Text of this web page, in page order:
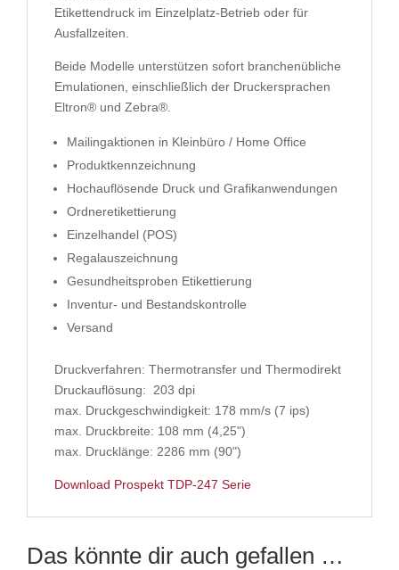
Etikettendruck im Einzelplatz-Betrieb oder für
Ausfallzeiten.
Beide Modelle unterstützen sofort branchenübliche
Emulationen, einschließlich der Druckersprachen
Eltron® und Zebra®.
Mailingaktionen in Kleinbüro / Home Office
Produktkennzeichnung
Hochauflösende Druck und Grafikanwendungen
Ordneretikettierung
Einzelhandel (POS)
Regalauszeichnung
Gesundheitsproben Etikettierung
Inventur- und Bestandskontrolle
Versand
Druckverfahren: Thermotransfer und Thermodirekt
Druckauflösung: 203 dpi
max. Druckgeschwindigkeit: 178 mm/s (7 ips)
max. Druckbreite: 108 mm (4,25")
max. Drucklänge: 2286 mm (90")
Download Prospekt TDP-247 Serie
Das könnte dir auch gefallen …